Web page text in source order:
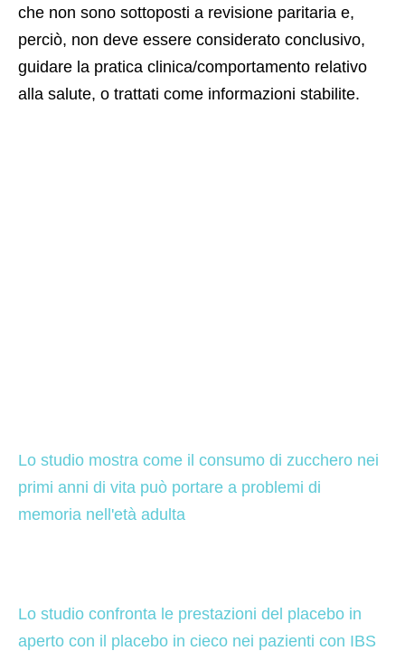
che non sono sottoposti a revisione paritaria e,
perciò, non deve essere considerato conclusivo,
guidare la pratica clinica/comportamento relativo
alla salute, o trattati come informazioni stabilite.
Lo studio mostra come il consumo di zucchero nei
primi anni di vita può portare a problemi di
memoria nell'età adulta
Lo studio confronta le prestazioni del placebo in
aperto con il placebo in cieco nei pazienti con IBS